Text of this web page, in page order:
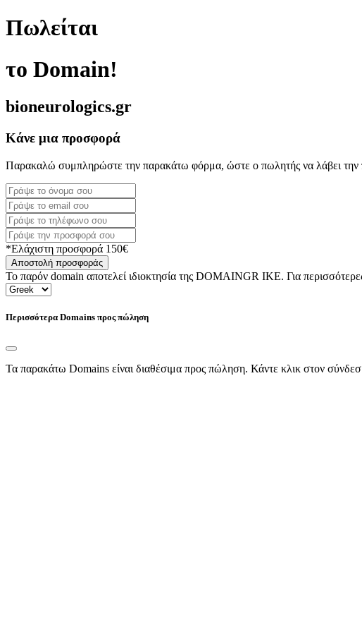
Πωλείται
το Domain!
bioneurologics.gr
Κάνε μια προσφορά
Παρακαλώ συμπληρώστε την παρακάτω φόρμα, ώστε ο πωλητής να λάβει την
*Ελάχιστη προσφορά 150€
Αποστολή προσφοράς
Το παρόν domain αποτελεί ιδιοκτησία της DOMAINGR ΙΚΕ. Για
Περισσότερα Domains προς πώληση
Τα παρακάτω Domains είναι διαθέσιμα προς πώληση. Κάντε κλικ στον